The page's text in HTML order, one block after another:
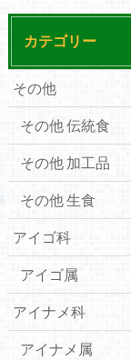
カテゴリー
その他
その他 伝統食
その他 加工品
その他 生食
アイゴ科
アイゴ属
アイナメ科
アイナメ属